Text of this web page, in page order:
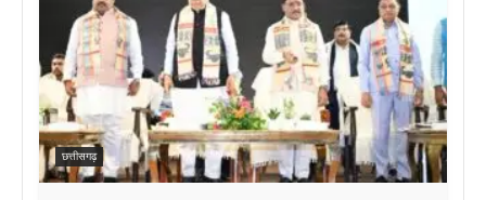
छत्तीसगढ़